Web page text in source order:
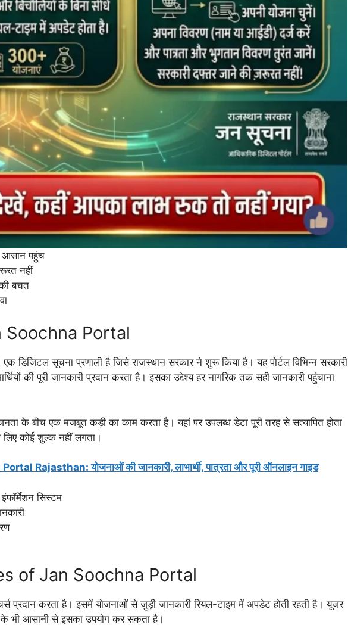
आसान पहुंच
नहीं
बचत
Soochna Portal
सूचना प्रणाली है जिसे राजस्थान सरकार ने शुरू किया है। यह पोर्टल विभिन्न सरकारी
की पूरी जानकारी प्रदान करता है। इसका उद्देश्य हर नागरिक तक सही जानकारी पहुंचाना
के बीच एक मजबूत कड़ी का काम करता है। यहां पर उपलब्ध डेटा पूरी तरह से सत्यापित होता
कोई शुल्क नहीं लगता।
Rajasthan: योजनाओं की जानकारी, लाभार्थी, पात्रता और पूरी ऑनलाइन गाइड
सिस्टम
of Jan Soochna Portal
प्रदान करता है। इसमें योजनाओं से जुड़ी जानकारी रियल-टाइम में अपडेट होती रहती है। यूजर
के भी आसानी से इसका उपयोग कर सकता है।